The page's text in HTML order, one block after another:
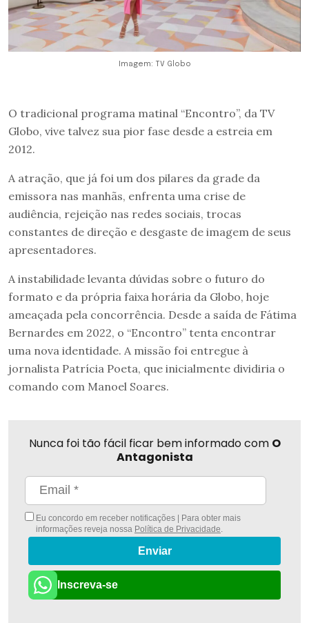
Imagem: TV Globo
O tradicional programa matinal “Encontro”, da TV
Globo, vive talvez sua pior fase desde a estreia em
2012.
A atração, que já foi um dos pilares da grade da
emissora nas manhãs, enfrenta uma crise de
audiência, rejeição nas redes sociais, trocas
constantes de direção e desgaste de imagem de seus
apresentadores.
A instabilidade levanta dúvidas sobre o futuro do
formato e da própria faixa horária da Globo, hoje
ameaçada pela concorrência. Desde a saída de Fátima
Bernardes em 2022, o “Encontro” tenta encontrar
uma nova identidade. A missão foi entregue à
jornalista Patrícia Poeta, que inicialmente dividiria o
comando com Manoel Soares.
Nunca foi tão fácil ficar bem informado com O
Antagonista
Eu concordo em receber notificações | Para obter mais
informações reveja nossa Política de Privacidade
Enviar
Inscreva-se